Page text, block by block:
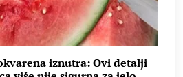
iznutra: Ovi detalji